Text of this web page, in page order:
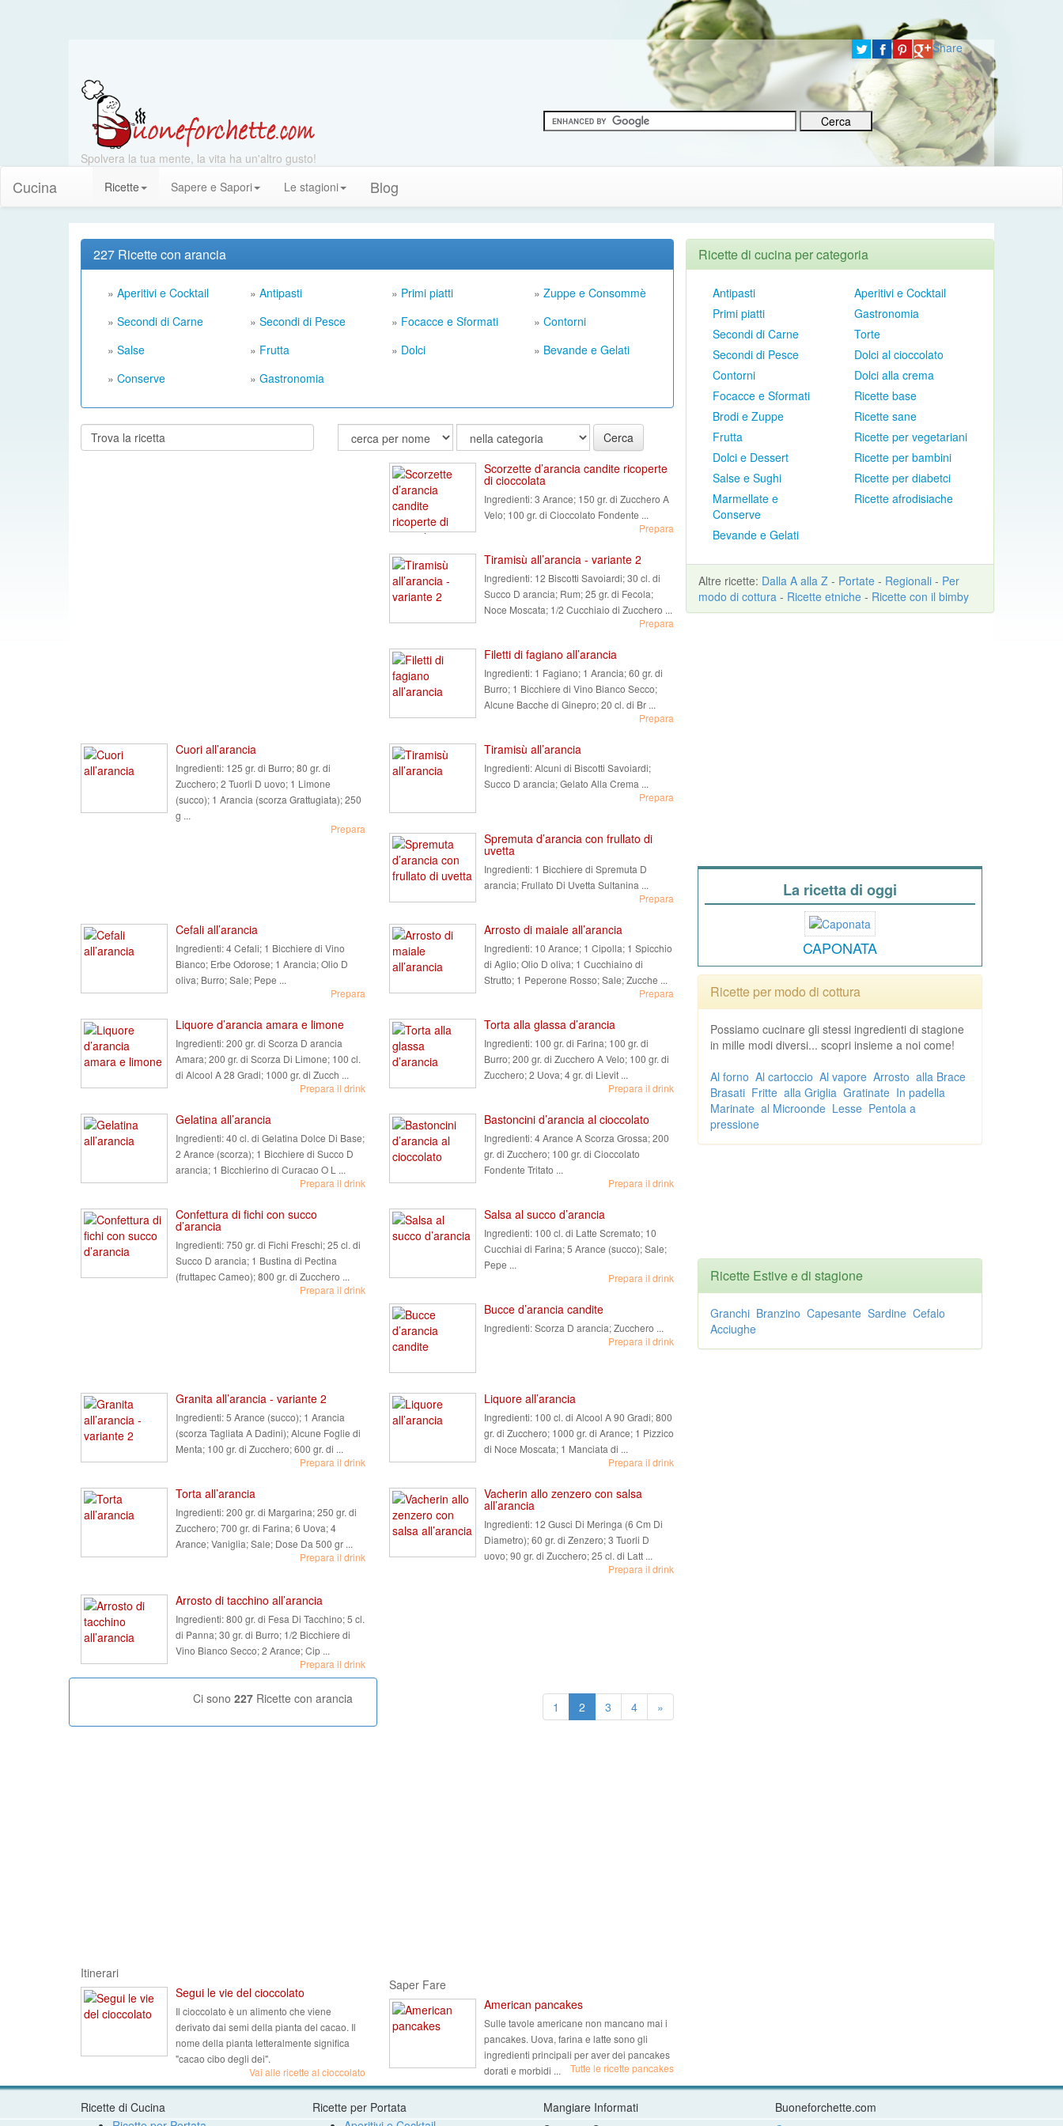
Share
Spolvera la tua mente, la vita ha un'altro gusto!
Cucina Ricette Sapere e Sapori Le stagioni Blog
227 Ricette con arancia
» Aperitivi e Cocktail » Antipasti » Primi piatti » Zuppe e Consommè
» Secondi di Carne » Secondi di Pesce » Focacce e Sformati » Contorni
» Salse » Frutta » Dolci » Bevande e Gelati
» Conserve » Gastronomia
Cerca
Cerca
Scorzette d’arancia candite ricoperte
di cioccolata
Ingredienti:3 Arance; 150 gr. di Zucchero A
Velo; 100 gr. di Cioccolato Fondente ...
Prepara
Tiramisù all’arancia - variante 2
Ingredienti: 12 Biscotti Savoiardi; 30 cl. di
Succo D arancia; Rum; 25 gr. di Fecola;
Noce Moscata; 1/2 Cucchiaio di Zucchero ...
Prepara
Filetti di fagiano all’arancia
Ingredienti: 1 Fagiano; 1 Arancia; 60 gr. di
Burro; 1 Bicchiere di Vino Bianco Secco;
Alcune Bacche di Ginepro; 20 cl. di Br ...
Prepara
Cuori all’arancia
Ingredienti: 125 gr. di Burro; 80 gr. di
Zucchero; 2 Tuorli D uovo; 1 Limone
(succo); 1 Arancia (scorza Grattugiata); 250
g ...
Prepara
Tiramisù all’arancia
Ingredienti:Alcuni di Biscotti Savoiardi;
Succo D arancia; Gelato Alla Crema ...
Prepara
Spremuta d’arancia con frullato di
uvetta
Ingredienti: 1 Bicchiere di Spremuta D
arancia; Frullato Di Uvetta Sultanina ...
Prepara
Cefali all’arancia
Ingredienti:4 Cefali; 1 Bicchiere di Vino
Bianco; Erbe Odorose; 1 Arancia; Olio D
oliva; Burro; Sale; Pepe ...
Prepara
Arrosto di maiale all’arancia
Ingredienti: 10 Arance; 1 Cipolla; 1 Spicchio
di Aglio; Olio D oliva; 1 Cucchiaino di
Strutto; 1 Peperone Rosso; Sale; Zucche ...
Prepara
Liquore d’arancia amara e limone
Ingredienti:200 gr. di Scorza D arancia
Amara; 200 gr. di Scorza Di Limone; 100 cl.
di Alcool A 28 Gradi; 1000 gr. di Zucch ...
Prepara il drink
Torta alla glassa d’arancia
Ingredienti: 100 gr. di Farina; 100 gr. di
Burro; 200 gr. di Zucchero A Velo; 100 gr. di
Zucchero; 2 Uova; 4 gr. di Lievit ...
Prepara il drink
Gelatina all’arancia
Ingredienti:40 cl. di Gelatina Dolce Di Base;
2 Arance (scorza); 1 Bicchiere di Succo D
arancia; 1 Bicchierino di Curacao O L ...
Prepara il drink
Bastoncini d’arancia al cioccolato
Ingredienti:4 Arance A Scorza Grossa; 200
gr. di Zucchero; 100 gr. di Cioccolato
Fondente Tritato ...
Prepara il drink
Confettura di fichi con succo
d’arancia
Ingredienti:750 gr. di Fichi Freschi; 25 cl. di
Succo D arancia; 1 Bustina di Pectina
(fruttapec Cameo); 800 gr. di Zucchero ...
Prepara il drink
Salsa al succo d’arancia
Ingredienti: 100 cl. di Latte Scremato; 10
Cucchiai di Farina; 5 Arance (succo); Sale;
Pepe ...
Prepara il drink
Bucce d’arancia candite
Ingredienti:Scorza D arancia; Zucchero ...
Prepara il drink
Granita all’arancia - variante 2
Ingredienti:5 Arance (succo); 1 Arancia
(scorza Tagliata A Dadini); Alcune Foglie di
Menta; 100 gr. di Zucchero; 600 gr. di ...
Prepara il drink
Liquore all’arancia
Ingredienti: 100 cl. di Alcool A 90 Gradi; 800
gr. di Zucchero; 1000 gr. di Arance; 1 Pizzico
di Noce Moscata; 1 Manciata di ...
Prepara il drink
Torta all’arancia
Ingredienti:200 gr. di Margarina; 250 gr. di
Zucchero; 700 gr. di Farina; 6 Uova; 4
Arance; Vaniglia; Sale; Dose Da 500 gr ...
Prepara il drink
Vacherin allo zenzero con salsa
all’arancia
Ingredienti: 12 Gusci Di Meringa (6 Cm Di
Diametro); 60 gr. di Zenzero; 3 Tuorli D
uovo; 90 gr. di Zucchero; 25 cl. di Latt ...
Prepara il drink
Arrosto di tacchino all’arancia
Ingredienti:800 gr. di Fesa Di Tacchino; 5 cl.
di Panna; 30 gr. di Burro; 1/2 Bicchiere di
Vino Bianco Secco; 2 Arance; Cip ...
Prepara il drink
Ci sono 227 Ricette con arancia
1 2 3 4 »
Itinerari
Segui le vie del cioccolato
Il cioccolato è un alimento che viene
derivato dai semi della pianta del cacao. Il
nome della pianta letteralmente significa
"cacao cibo degli dei".
Vai alle ricette al cioccolato
Saper Fare
American pancakes
Sulle tavole americane non mancano mai i
pancakes. Uova, farina e latte sono gli
ingredienti principali per aver dei pancakes
dorati e morbidi ...
Tutte le ricette pancakes
Ricette di cucina per categoria
Antipasti
Primi piatti
Secondi di Carne
Secondi di Pesce
Contorni
Focacce e Sformati
Brodi e Zuppe
Frutta
Dolci e Dessert
Salse e Sughi
Marmellate e
Conserve
Bevande e Gelati
Aperitivi e Cocktail
Gastronomia
Torte
Dolci al cioccolato
Dolci alla crema
Ricette base
Ricette sane
Ricette per vegetariani
Ricette per bambini
Ricette per diabetci
Ricette afrodisiache
Altre ricette: Dalla A alla Z - Portate - Regionali - Per
modo di cottura - Ricette etniche - Ricette con il bimby
La ricetta di oggi
CAPONATA
Ricette per modo di cottura
Possiamo cucinare gli stessi ingredienti di stagione
in mille modi diversi... scopri insieme a noi come!
Al forno Al cartoccio Al vapore Arrosto alla Brace
Brasati Fritte alla Griglia Gratinate In padella
Marinate al Microonde Lesse Pentola a
pressione
Ricette Estive e di stagione
Granchi Branzino Capesante Sardine Cefalo
Acciughe
Ricette di Cucina
Ricette per Portata
Mangiare Informati
Buoneforchette.com